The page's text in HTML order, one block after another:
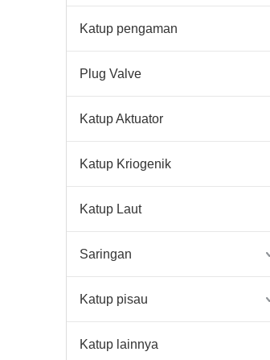
Katup pengaman
Plug Valve
Katup Aktuator
Katup Kriogenik
Katup Laut
Saringan
Katup pisau
Katup lainnya